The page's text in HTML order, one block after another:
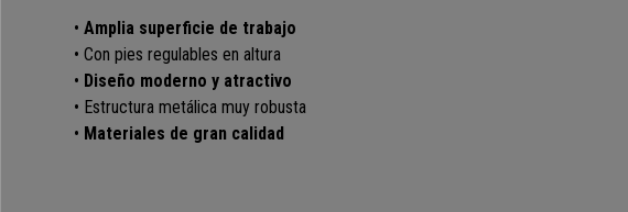
• Amplia superficie de trabajo
• Con pies regulables en altura
• Diseño moderno y atractivo
• Estructura metálica muy robusta
• Materiales de gran calidad